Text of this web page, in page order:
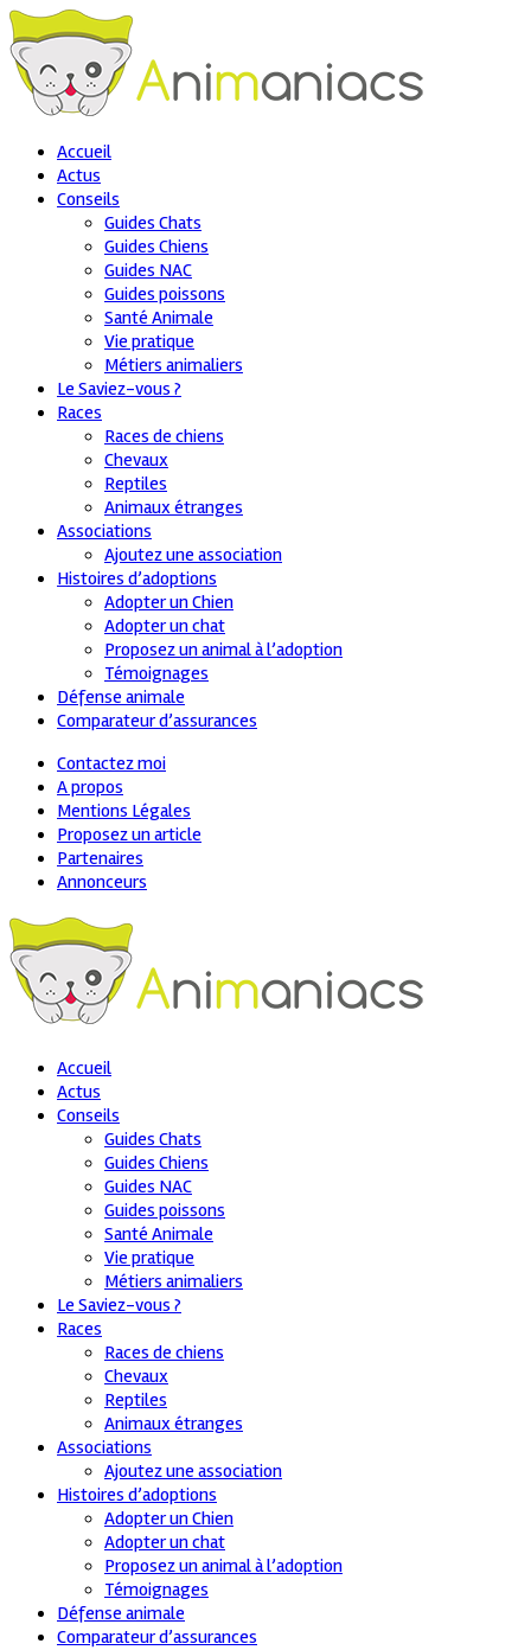
Accueil
Actus
Conseils
Guides Chats
Guides Chiens
Guides NAC
Guides poissons
Santé Animale
Vie pratique
Métiers animaliers
Le Saviez-vous ?
Races
Races de chiens
Chevaux
Reptiles
Animaux étranges
Associations
Ajoutez une association
Histoires d’adoptions
Adopter un Chien
Adopter un chat
Proposez un animal à l’adoption
Témoignages
Défense animale
Comparateur d’assurances
Contactez moi
A propos
Mentions Légales
Proposez un article
Partenaires
Annonceurs
Accueil
Actus
Conseils
Guides Chats
Guides Chiens
Guides NAC
Guides poissons
Santé Animale
Vie pratique
Métiers animaliers
Le Saviez-vous ?
Races
Races de chiens
Chevaux
Reptiles
Animaux étranges
Associations
Ajoutez une association
Histoires d’adoptions
Adopter un Chien
Adopter un chat
Proposez un animal à l’adoption
Témoignages
Défense animale
Comparateur d’assurances